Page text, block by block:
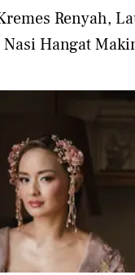
Renyah,
Hangat